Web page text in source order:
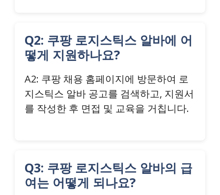
Q2: 쿠팡 로지스틱스 알바에 어
떻게 지원하나요?
A2: 쿠팡 채용 홈페이지에 방문하여 로
지스틱스 알바 공고를 검색하고, 지원서
를 작성한 후 면접 및 교육을 거칩니다.
Q3: 쿠팡 로지스틱스 알바의 급
여는 어떻게 되나요?